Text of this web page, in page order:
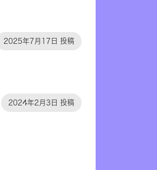
2025年7月17日 投稿
2024年2月3日 投稿